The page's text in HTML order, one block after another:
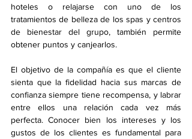
hoteles o relajarse con uno de los
tratamientos de belleza de los spas y centros
de bienestar del grupo, también permite
obtener puntos y canjearlos.
El objetivo de la compañía es que el cliente
sienta que la fidelidad hacia sus marcas de
confianza siempre tiene recompensa, y labrar
entre ellos una relación cada vez más
perfecta. Conocer bien los intereses y los
gustos de los clientes es fundamental para